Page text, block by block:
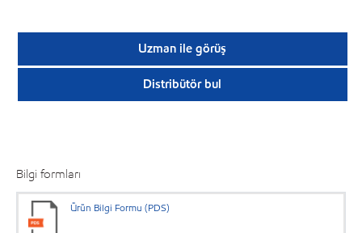
Uzman ile görüş
Distribütör bul
Bilgi formları
Ürün Bilgi Formu (PDS)